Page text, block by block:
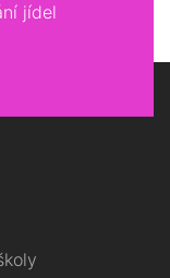
jídel